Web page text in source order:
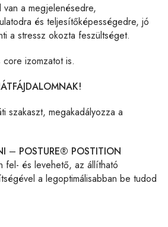
van a megjelenésedre,
és teljesítőképességedre, jó
a stressz okozta feszültséget.
core izomzatot is.
szakaszt, megakadályozza a
– POSTURE® POSTITION
fel- és levehető, az állítható
a legoptimálisabban be tudod